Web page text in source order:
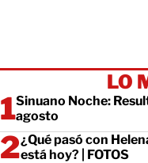
LO
Sinuano Noche:
agosto
¿Qué pasó con
está hoy? | FOTOS